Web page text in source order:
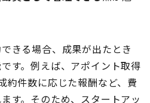
きる場合、成果が出たとき
す。例えば、アポイント取得
約件数に応じた報酬など、費
す。そのため、スタートアッ